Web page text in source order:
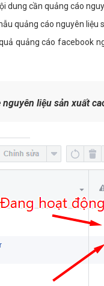
dung cần quảng cáo
quảng cáo nguyên liệu
quảng cáo facebook
liệu sản xuất